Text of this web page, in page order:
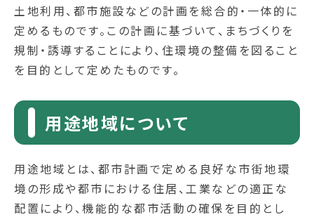
土地利用、都市施設などの計画を総合的・一体的に
定めるものです。この計画に基づいて、まちづくりを
規制・誘導することにより、住環境の整備を図ること
を目的として定めたものです。
用途地域について
用途地域とは、都市計画で定める良好な市街地環
境の形成や都市における住居、工業などの適正な
配置により、機能的な都市活動の確保を目的とし